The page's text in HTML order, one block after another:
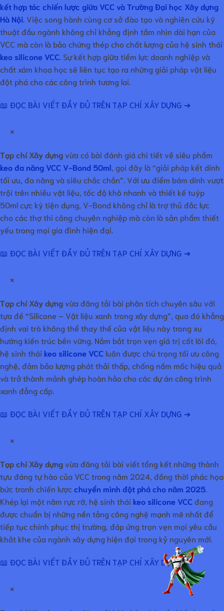
kết hợp tác chiến lược giữa VCC và Trường Đại học Xây dựng
Hà Nội . Việc song hành cùng cơ sở đào tạo và nghiên cứu kỹ
thuật đầu ngành không chỉ khẳng định tầm nhìn dài hạn của
VCC mà còn là bảo chứng thép cho chất lượng của hệ sinh thái
keo silicone VCC . Sự kết hợp giữa tiềm lực doanh nghiệp và
chất xám khoa học sẽ liên tục tạo ra những giải pháp vật liệu
đột phá cho các công trình tương lai.
📖 ĐỌC BÀI VIẾT ĐẦY ĐỦ TRÊN TẠP CHÍ XÂY DỰNG ➔
×
Tạp chí Xây dựngvừa có bài đánh giá chi tiết về siêu phẩm
keo đa năng VCC V-Bond 50ml, gọi đây là “giải pháp kết dính
tối ưu, đa năng và siêu chắc chắn”. Với ưu điểm bám dính vượt
trội trên nhiều vật liệu, tốc độ khô nhanh và thiết kế tuýp
50ml cực kỳ tiện dụng, V-Bond không chỉ là trợ thủ đắc lực
cho các thợ thi công chuyên nghiệp mà còn là sản phẩm thiết
yếu trong mọi gia đình hiện đại.
📖 ĐỌC BÀI VIẾT ĐẦY ĐỦ TRÊN TẠP CHÍ XÂY DỰNG ➔
×
Tạp chí Xây dựngvừa đăng tải bài phân tích chuyên sâu với
tựa đề “Silicone – Vật liệu xanh trong xây dựng”, qua đó khẳng
định vai trò không thể thay thế của vật liệu này trong xu
hướng kiến trúc bền vững. Nắm bắt trọn vẹn giá trị cốt lõi đó,
hệ sinh thái keo silicone VCC luôn được chú trọng tối ưu công
nghệ, đảm bảo lượng phát thải thấp, chống nấm mốc hiệu quả
và trở thành mảnh ghép hoàn hảo cho các dự án công trình
xanh đẳng cấp.
📖 ĐỌC BÀI VIẾT ĐẦY ĐỦ TRÊN TẠP CHÍ XÂY DỰNG ➔
×
Tạp chí Xây dựngvừa đăng tải bài viết tổng kết những thành
tựu đáng tự hào của VCC trong năm 2024, đồng thời phác họa
bức tranh chiến lượcchuyển mình đột phá cho năm 2025.
Khép lại một năm rực rỡ, hệ sinh thái keo silicone VCCđang
được chuẩn bị những nền tảng công nghệ mạnh mẽ nhất để
tiếp tục chinh phục thị trường, đáp ứng trọn vẹn mọi yêu cầu
khắt khe của ngành xây dựng hiện đại trong kỷ nguyên mới.
📖 ĐỌC BÀI VIẾT ĐẦY ĐỦ TRÊN TẠP CHÍ XÂY DỰNG ➔
×